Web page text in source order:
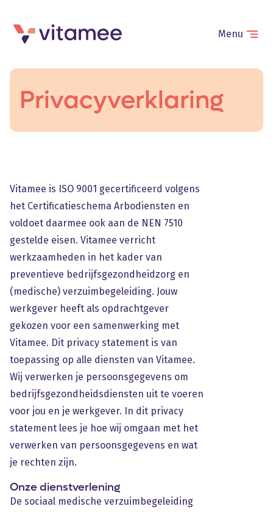
Menu
Privacyverklaring
Vitamee is ISO 9001 gecertificeerd volgens
het Certificatieschema Arbodiensten en
voldoet daarmee ook aan de NEN 7510
gestelde eisen. Vitamee verricht
werkzaamheden in het kader van
preventieve bedrijfsgezondheidzorg en
(medische) verzuimbegeleiding. Jouw
werkgever heeft als opdrachtgever
gekozen voor een samenwerking met
Vitamee. Dit privacy statement is van
toepassing op alle diensten van Vitamee.
Wij verwerken je persoonsgegevens om
bedrijfsgezondheidsdiensten uit te voeren
voor jou en je werkgever. In dit privacy
statement lees je hoe wij omgaan met het
verwerken van persoonsgegevens en wat
je rechten zijn.
Onze dienstverlening
De sociaal medische verzuimbegeleiding